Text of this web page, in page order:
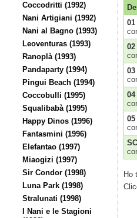
Coccodritti (1992)
Nani Artigiani (1992)
Nani al Bagno (1993)
Leoventuras (1993)
Ranoplà (1993)
Pandaparty (1994)
Pingui Beach (1994)
Coccobulli (1995)
Squalibabà (1995)
Happy Dinos (1996)
Fantasmini (1996)
Elefantao (1997)
Miaogizi (1997)
Sir Condor (1998)
Luna Park (1998)
Stralunati (1998)
I Nani e le Stagioni
01
02
03
04
Ho